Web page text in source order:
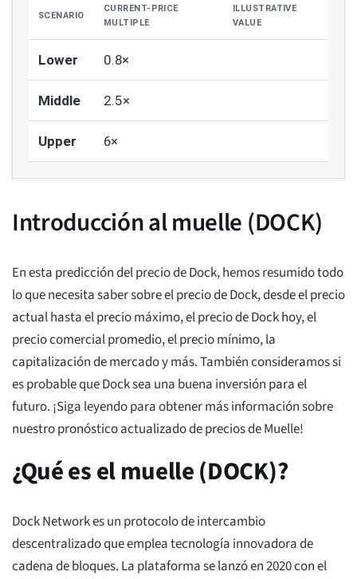
SCENARIO
CURRENT-PRICE
MULTIPLE
ILLUSTRATIVE
VALUE
Lower 0.8×
Middle 2.5×
Upper 6×
Introducción al muelle (DOCK)
En esta predicción del precio de Dock, hemos resumido todo
lo que necesita saber sobre el precio de Dock, desde el precio
actual hasta el precio máximo, el precio de Dock hoy, el
precio comercial promedio, el precio mínimo, la
capitalización de mercado y más. También consideramos si
es probable que Dock sea una buena inversión para el
futuro. ¡Siga leyendo para obtener más información sobre
nuestro pronóstico actualizado de precios de Muelle!
¿Qué es el muelle (DOCK)?
Dock Network es un protocolo de intercambio
descentralizado que emplea tecnología innovadora de
cadena de bloques. La plataforma se lanzó en 2020 con el